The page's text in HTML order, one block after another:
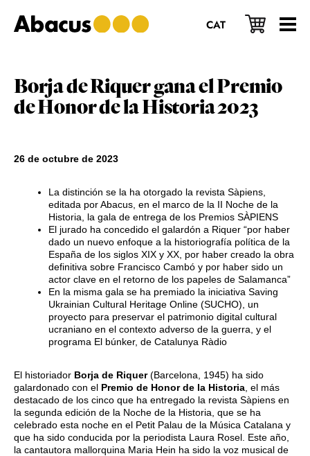
al
contenido
a
la
al
pie
CAT
Borja de Riquer gana el Premio
de Honor de la Historia 2023
26 de octubre de 2023
La distinción se la ha otorgado la revista Sàpiens,
editada por Abacus, en el marco de la II Noche de la
Historia, la gala de entrega de los Premios SÀPIENS
El jurado ha concedido el galardón a Riquer “por haber
dado un nuevo enfoque a la historiografía política de la
España de los siglos XIX y XX, por haber creado la obra
definitiva sobre Francisco Cambó y por haber sido un
actor clave en el retorno de los papeles de Salamanca”
En la misma gala se ha premiado la iniciativa Saving
Ukrainian Cultural Heritage Online (SUCHO), un
proyecto para preservar el patrimonio digital cultural
ucraniano en el contexto adverso de la guerra, y el
programa El búnker, de Catalunya Ràdio
El historiador Borja de Riquer(Barcelona, 1945) ha sido
galardonado con el Premio de Honor de la Historia , el más
destacado de los cinco que ha entregado la revista Sàpiens en
la segunda edición de la Noche de la Historia, que se ha
celebrado esta noche en el Petit Palau de la Música Catalana y
que ha sido conducida por la periodista Laura Rosel. Este año,
la cantautora mallorquina Maria Hein ha sido la voz musical de